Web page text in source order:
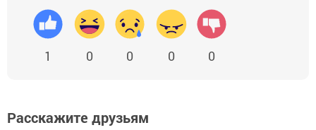
1 0 0 0 0
Расскажите друзьям